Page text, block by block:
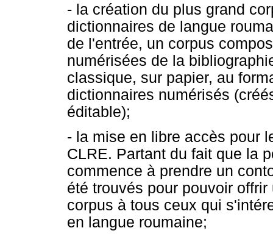
- la création du plus grand
dictionnaires de langue
de l'entrée, un corpus
numérisées de la
classique, sur papier, au
dictionnaires numérisés
éditable);
- la mise en libre accès pour
CLRE. Partant du fait que la
commence à prendre un
été trouvés pour pouvoir
corpus à tous ceux qui
en langue roumaine;